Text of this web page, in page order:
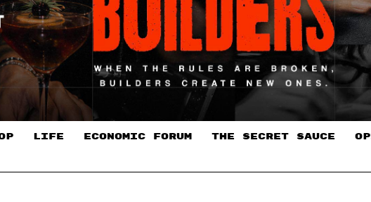
LIFE ECONOMIC FORUM THE SECRET SAUCE​